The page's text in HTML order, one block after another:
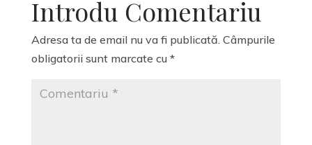
Introdu Comentariu
Adresa ta de email nu va fi publicată. Câmpurile
obligatorii sunt marcate cu *